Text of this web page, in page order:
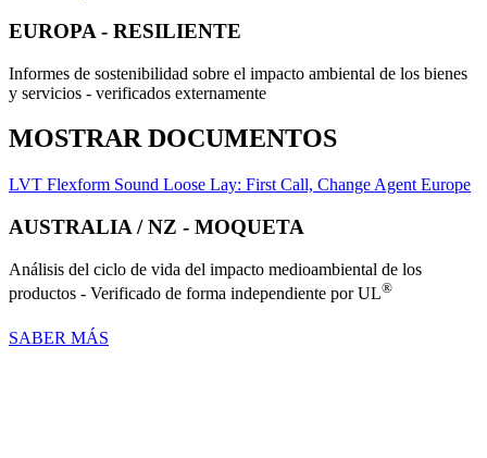
EUROPA - RESILIENTE
Informes de sostenibilidad sobre el impacto ambiental de los bienes
y servicios - verificados externamente
MOSTRAR DOCUMENTOS
LVT Flexform Sound Loose Lay: First Call, Change Agent Europe
AUSTRALIA / NZ - MOQUETA
Análisis del ciclo de vida del impacto medioambiental de los
productos - Verificado de forma independiente por UL®
SABER MÁS